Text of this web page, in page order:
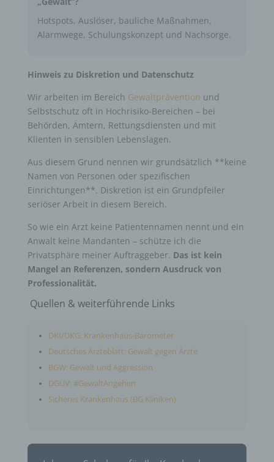
Hotspots, Auslöser, bauliche Maßnahmen,
Alarmwege, Schulungskonzept und Nachsorge.
Hinweis zu Diskretion und Datenschutz
Wir arbeiten im Bereich Gewaltprävention und
Selbstschutz oft in Hochrisiko-Bereichen – bei
Behörden, Ämtern, Rettungsdiensten und mit
Klienten in sensiblen Lebenslagen.
Aus diesem Grund nennen wir grundsätzlich **keine
Namen von Personen oder spezifischen
Einrichtungen**. Diskretion ist ein Grundpfeiler
seriöser Arbeit in diesem Bereich.
So wie ein Arzt keine Patientennamen nennt und ein
Anwalt keine Mandanten – schütze ich die
Privatsphäre meiner Auftraggeber. Das ist kein
Mangel an Referenzen, sondern Ausdruck von
Professionalität.
Quellen & weiterführende Links
DKI/DKG: Krankenhaus-Barometer
Deutsches Ärzteblatt: Gewalt gegen Ärzte
BGW: Gewalt und Aggression
DGUV: #GewaltAngehen
Sicheres Krankenhaus (BG Kliniken)